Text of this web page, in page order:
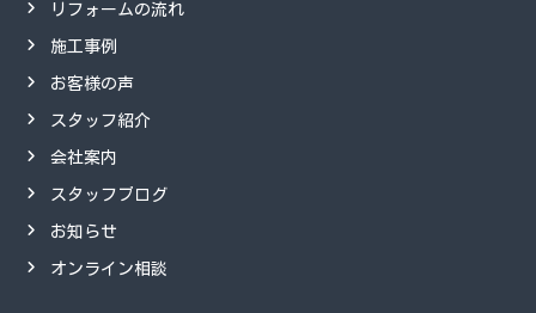
リフォームの流れ
施工事例
お客様の声
スタッフ紹介
会社案内
スタッフブログ
お知らせ
オンライン相談